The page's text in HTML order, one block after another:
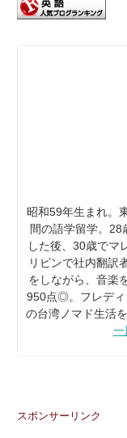
昭和59年生まれ。
間の語学留学。
した後、30歳でマ
リピンで社内翻訳
をしながら、音楽
950点◎。フレディ
の台湾ノマド生活
一
スポンサーリンク